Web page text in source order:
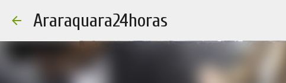
Araraquara24horas